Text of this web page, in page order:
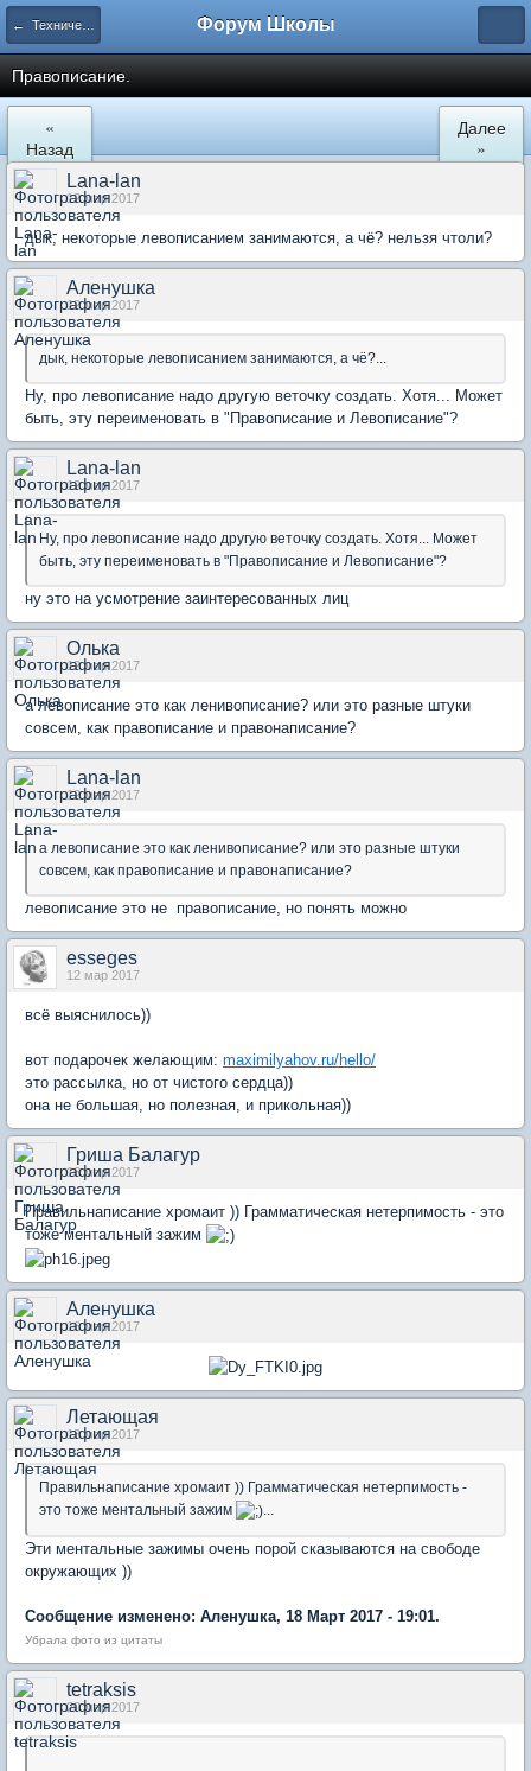
← Технический отдел Форум Школы
Правописание.
«
Назад
Далее
»
Lana-lan
12 мар 2017
дык, некоторые левописанием занимаются, а чё? нельзя чтоли?
Аленушка
12 мар 2017
дык, некоторые левописанием занимаются, а чё?...
Ну, про левописание надо другую веточку создать. Хотя... Может
быть, эту переименовать в "Правописание и Левописание"?
Lana-lan
12 мар 2017
Ну, про левописание надо другую веточку создать. Хотя... Может
быть, эту переименовать в "Правописание и Левописание"?
ну это на усмотрение заинтересованных лиц
Олька
12 мар 2017
а левописание это как ленивописание? или это разные штуки
совсем, как правописание и правонаписание?
Lana-lan
12 мар 2017
а левописание это как ленивописание? или это разные штуки
совсем, как правописание и правонаписание?
левописание это не правописание, но понять можно
esseges
12 мар 2017
всё выяснилось))
вот подарочек желающим: maximilyahov.ru/hello/
это рассылка, но от чистого сердца))
она не большая, но полезная, и прикольная))
Гриша Балагур
16 мар 2017
Правильнаписание хромаит )) Грамматическая нетерпимость - это
тоже ментальный зажим
Аленушка
16 мар 2017
Летающая
18 мар 2017
Правильнаписание хромаит )) Грамматическая нетерпимость -
это тоже ментальный зажим
...
Эти ментальные зажимы очень порой сказываются на свободе
окружающих ))
Сообщение изменено: Аленушка, 18 Март 2017 - 19:01.
Убрала фото из цитаты
tetraksis
20 мар 2017